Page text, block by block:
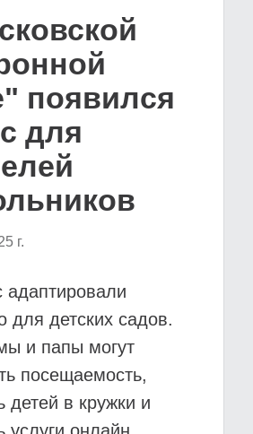
появился
для
г.
для детских садов.
и папы могут
посещаемость,
детей в кружки и